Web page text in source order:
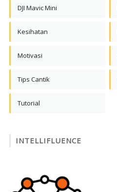
DJI Mavic Mini
Kesihatan
Motivasi
Tips Cantik
Tutorial
INTELLIFLUENCE